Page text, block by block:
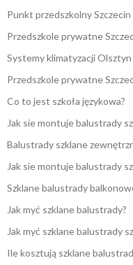
Punkt przedszkolny Szczecin
Przedszkole prywatne
Systemy klimatyzacji Olsztyn
Przedszkole prywatne
Co to jest szkoła językowa?
Jak sie montuje balustrady
Balustrady szklane
Jak sie montuje balustrady
Szklane balustrady
Jak myć szklane balustrady?
Jak myć szklane balustrady
Ile kosztują szklane